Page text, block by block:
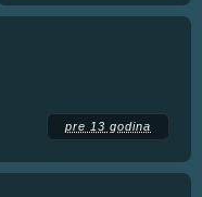
pre 13 godina